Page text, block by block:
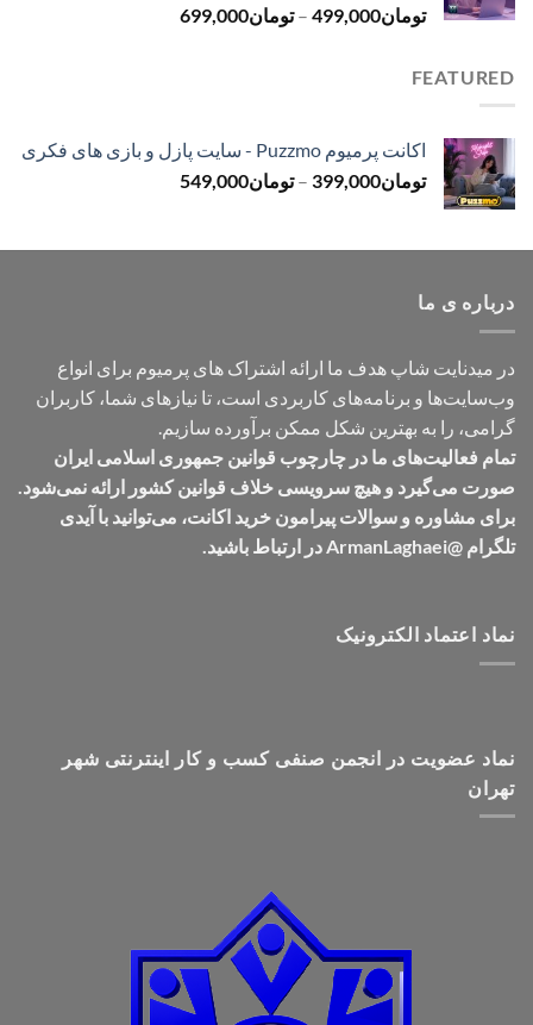
تومان499,000
تومان499,000
– تومان699,000محدوده
FEATURED
اکانت پرمیوم Puzzmo - سایت پازل و بازی های فکری
تومان399,000
– تومان549,000
تا
درباره ی ما
در میدنایت شاپ هدف ما ارائه اشتراک های پرمیوم برای انواع
وب‌سایت‌ها و برنامه‌های کاربردی است، تا نیازهای شما، کاربران
گرامی، را به بهترین شکل ممکن برآورده سازیم.
تمام فعالیت‌های ما در چارچوب قوانین جمهوری اسلامی ایران
صورت می‌گیرد و هیچ سرویسی خلاف قوانین کشور ارائه نمی‌شود.
برای مشاوره و سوالات پیرامون خرید اکانت، می‌توانید با آیدی
تلگرام @ArmanLaghaei در ارتباط باشید.
نماد اعتماد الکترونیک
نماد عضویت در انجمن صنفی کسب و کار اینترنتی شهر
تهران